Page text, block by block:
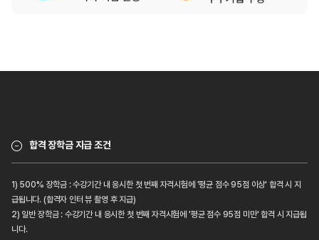
합격 장학금 지급 조건
1) 500% 장학금 : 수강기간 내 응시한 첫 번째 자격시험에 '평균 점수 95점 이상' 합격 시 지
급됩니다. (합격자 인터 뷰 촬영 후 지급)
2) 일반 장학금 : 수강기간 내 응시한 첫 번째 자격시험에 '평균 점수 95점 미만' 합격 시 지급됩
니다.